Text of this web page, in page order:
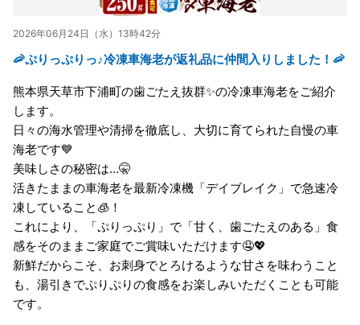
2026年06月24日（水）13時42分
🦐ぷりっぷりっ♪冷凍車海老が返礼品に仲間入りしました！🦐
熊本県天草市下浦町の歯ごたえ抜群✨の冷凍車海老をご紹介
します。
日々の海水管理や清掃を徹底し、大切に育てられた自慢の車
海老です💙
美味しさの秘密は…🤫
活きたままの車海老を最新冷凍機「デイブレイク」で急速冷
凍していること🧊！
これにより、「ぷりっぷり」で「甘く、歯ごたえのある」食
感をそのままご家庭でご賞味いただけます🤤💖
新鮮だからこそ、お刺身でとろけるような甘さを味わうこと
も、湯引きでぷりぷりの食感をお楽しみいただくことも可能
です。